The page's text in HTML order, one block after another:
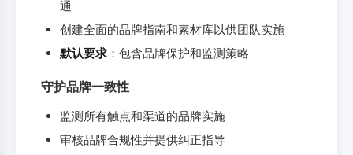
通
创建全面的品牌指南和素材库以供团队实施
默认要求：包含品牌保护和监测策略
守护品牌一致性
监测所有触点和渠道的品牌实施
审核品牌合规性并提供纠正指导